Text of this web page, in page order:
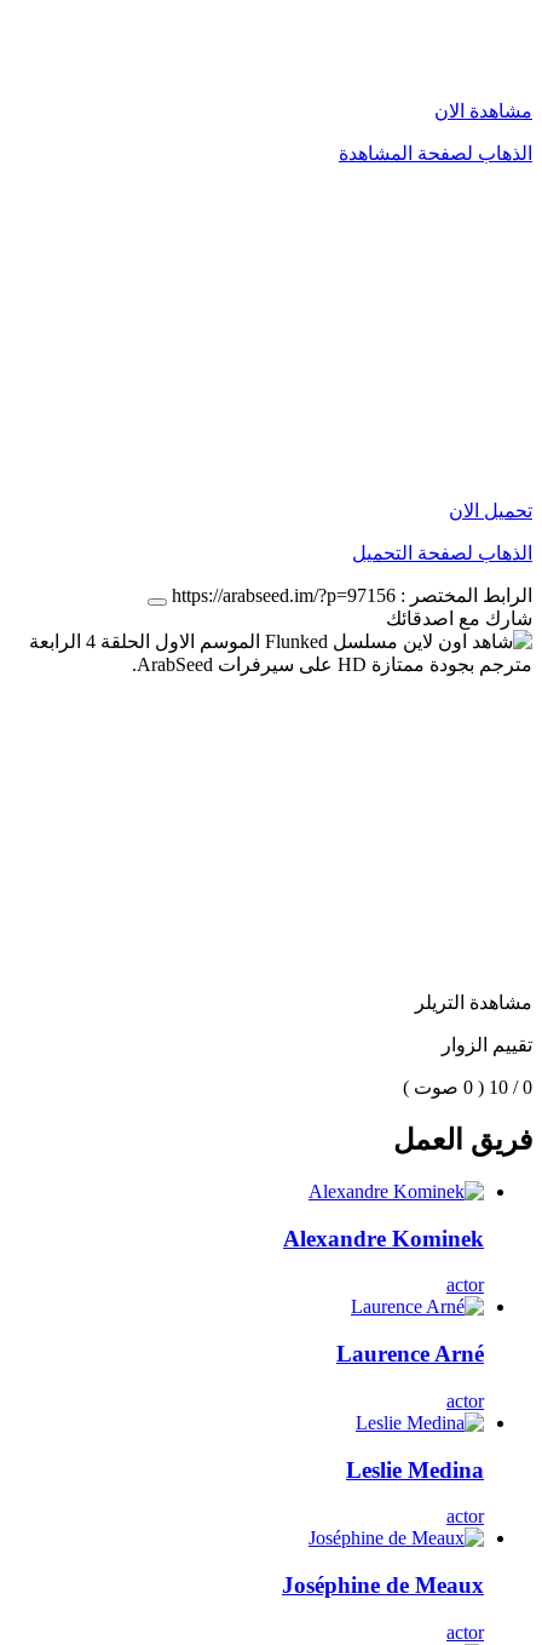
مشاهدة الان
الذهاب لصفحة المشاهدة
تحميل الان
الذهاب لصفحة التحميل
الرابط المختصر : https://arabseed.im/?p=97156
شارك مع اصدقائك
مشاهدة التريلر
تقييم الزوار
0 / 10 ( 0 صوت )
فريق العمل
Alexandre Kominek
actor
Laurence Arné
actor
Leslie Medina
actor
Joséphine de Meaux
actor